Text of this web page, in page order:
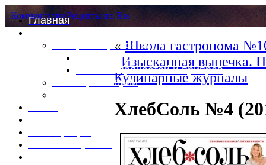
Главная
Специи и пряности
Специи и диета
Каталог пряностей и приправ
Таблица калорий
КомментарииРецепты по Rss
«Школа гастронома
Изысканная выпечка.
Кулинарные журналы
ХлебСоль №4